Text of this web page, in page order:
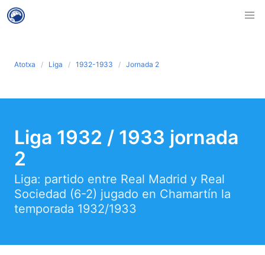
Atotxa Liga 1932-1933 Jornada 2
Liga 1932 / 1933 jornada
2
Liga: partido entre Real Madrid y Real
Sociedad (6-2) jugado en Chamartín la
temporada 1932/1933